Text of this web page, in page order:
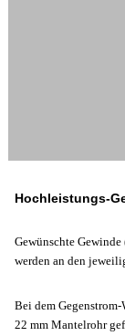
Hochleistungs-
Gewünschte
werden an den
Bei dem
22 mm Mantelrohr